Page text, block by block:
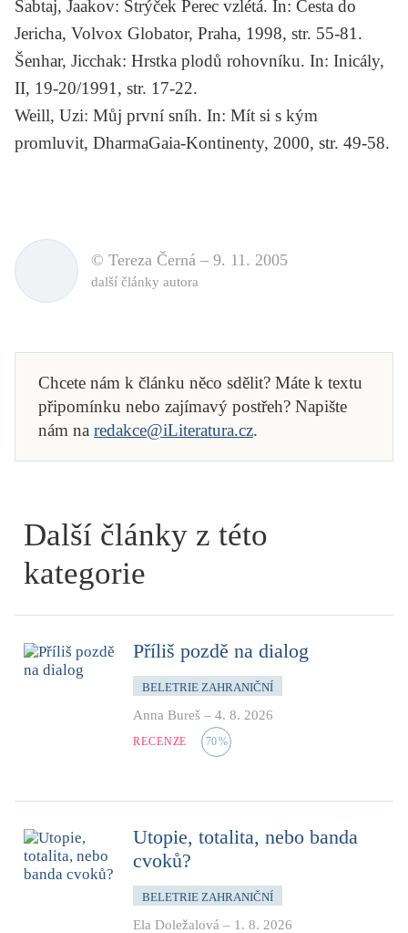
Šabtaj, Jaakov: Strýček Perec vzlétá. In: Cesta do
Jericha, Volvox Globator, Praha, 1998, str. 55-81.
Šenhar, Jicchak: Hrstka plodů rohovníku. In: Inicály,
II, 19-20/1991, str. 17-22.
Weill, Uzi: Můj první sníh. In: Mít si s kým
promluvit, DharmaGaia-Kontinenty, 2000, str. 49-58.
© Tereza Černá – 9. 11. 2005
další články autora
Chcete nám k článku něco sdělit? Máte k textu
připomínku nebo zajímavý postřeh? Napište
nám na redakce@iLiteratura.cz.
Další články z této
kategorie
Příliš pozdě na dialog
BELETRIE ZAHRANIČNÍ
Anna Bureš – 4. 8. 2026
RECENZE 70%
Utopie, totalita, nebo banda
cvoků?
BELETRIE ZAHRANIČNÍ
Ela Doležalová – 1. 8. 2026